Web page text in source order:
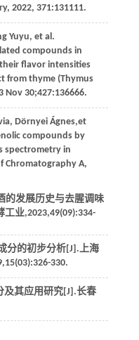
, 2022, 371:131111.
Yuyu, et al.
compounds in
flavor intensities
from thyme (Thymus
Nov 30;427:136666.
, Dörnyei Ágnes,et
compounds by
spectrometry in
Chromatography A,
的发展历史与去腥调味
工业,2023,49(09):334-
分的初步分析[J].上海
,15(03):326-330.
及其应用研究[J].长春